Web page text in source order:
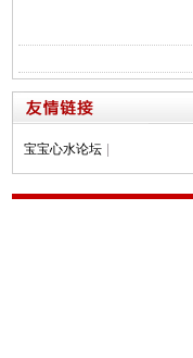
宝宝心水论坛